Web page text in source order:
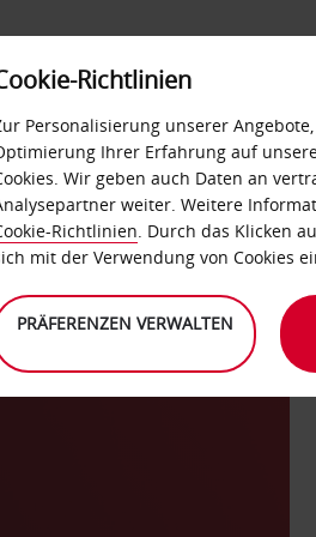
SELF-SERVICES
Richtlinien
Personalisierung unserer
Ihrer Erfahrung auf
Wir geben auch Daten an
weiter. Weitere
Richtlinien. Durch das Klicken
mit der Verwendung von Cookies
PRÄFERENZEN VERWALTEN